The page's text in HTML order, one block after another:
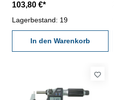
SET-, DATA-, mm/inch/0-
Taste - mit Datenausgang RB
6 - Ablesung: 0,001 mm -
Genauigkeit DIN 863 - mit
Einstellmaß - im
103,80 €*
Lagerbestand: 19
In den Warenkorb